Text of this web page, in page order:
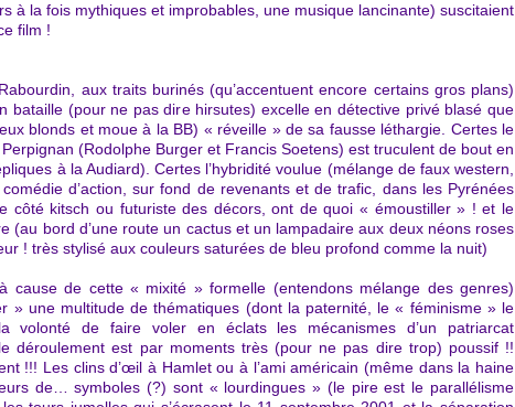
à la fois mythiques et improbables, une musique lancinante) suscitaient
film !
aux traits burinés (qu’accentuent encore certains gros plans)
bataille (pour ne pas dire hirsutes) excelle en détective privé blasé que
blonds et moue à la BB) « réveille » de sa fausse léthargie. Certes le
(Rodolphe Burger et Francis Soetens) est truculent de bout en
à la Audiard). Certes l’hybridité voulue (mélange de faux western,
d’action, sur fond de revenants et de trafic, dans les Pyrénées
côté kitsch ou futuriste des décors, ont de quoi « émoustiller » ! et le
(au bord d’une route un cactus et un lampadaire aux deux néons roses
! très stylisé aux couleurs saturées de bleu profond comme la nuit)
cause de cette « mixité » formelle (entendons mélange des genres)
» une multitude de thématiques (dont la paternité, le « féminisme » le
volonté de faire voler en éclats les mécanismes d’un patriarcat
déroulement est par moments très (pour ne pas dire trop) poussif !!
!!! Les clins d’œil à Hamlet ou à l’ami américain (même dans la haine
de… symboles (?) sont « lourdingues » (le pire est le parallélisme